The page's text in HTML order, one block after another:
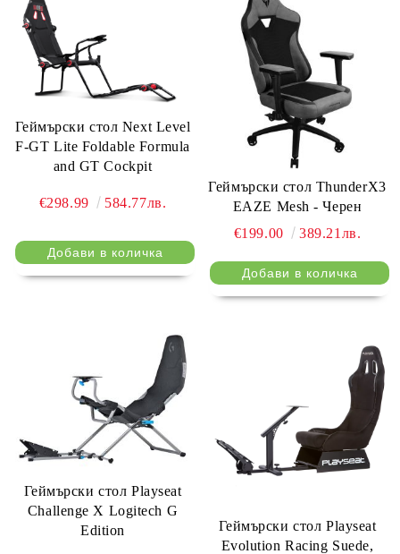
Геймърски стол Next Level
F-GT Lite Foldable Formula
and GT Cockpit
€298.99 584.77лв.
Геймърски стол ThunderX3
EAZE Mesh - Черен
€199.00
389.21лв.
Геймърски стол Playseat
Challenge X Logitech G
Edition
Геймърски стол Playseat
Evolution Racing Suede,